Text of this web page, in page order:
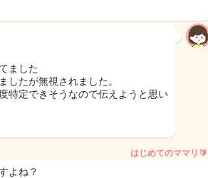
ました
したが無視されました。
特定できそうなので伝えようと思い
はじめてのママリ🔰
よね？